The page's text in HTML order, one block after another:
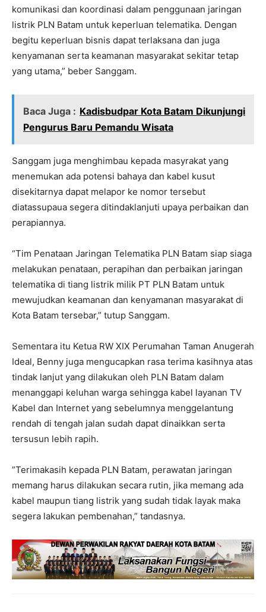
komunikasi dan koordinasi dalam penggunaan jaringan
listrik PLN Batam untuk keperluan telematika. Dengan
begitu keperluan bisnis dapat terlaksana dan juga
kenyamanan serta keamanan masyarakat sekitar tetap
yang utama,” beber Sanggam.
Baca Juga : Kadisbudpar Kota Batam Dikunjungi
Pengurus Baru Pemandu Wisata
Sanggam juga menghimbau kepada masyrakat yang
menemukan ada potensi bahaya dan kabel kusut
disekitarnya dapat melapor ke nomor tersebut
diatassupaua segera ditindaklanjuti upaya perbaikan dan
perapiannya.
“Tim Penataan Jaringan Telematika PLN Batam siap siaga
melakukan penataan, perapihan dan perbaikan jaringan
telematika di tiang listrik milik PT PLN Batam untuk
mewujudkan keamanan dan kenyamanan masyarakat di
Kota Batam tersebar,” tutup Sanggam.
Sementara itu Ketua RW XIX Perumahan Taman Anugerah
Ideal, Benny juga mengucapkan rasa terima kasihnya atas
tindak lanjut yang dilakukan oleh PLN Batam dalam
menanggapi keluhan warga sehingga kabel layanan TV
Kabel dan Internet yang sebelumnya menggelantung
rendah di tengah jalan sudah dapat dinaikkan serta
tersusun lebih rapih.
”Terimakasih kepada PLN Batam, perawatan jaringan
memang harus dilakukan secara rutin, jika memang ada
kabel maupun tiang listrik yang sudah tidak layak maka
segera lakukan pembenahan,” tandasnya.